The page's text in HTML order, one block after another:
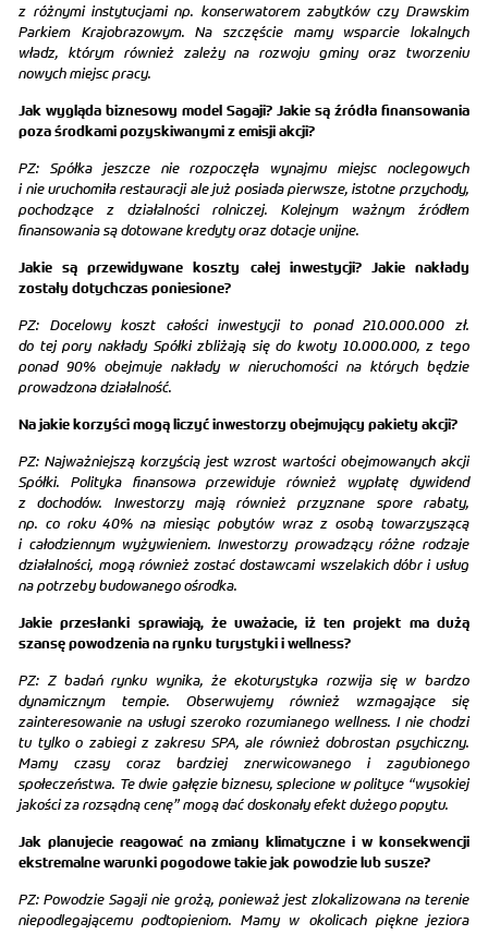
z różnymi instytucjami np. konserwatorem zabytków czy Drawskim
Parkiem Krajobrazowym. Na szczęście mamy wsparcie lokalnych
władz, którym również zależy na rozwoju gminy oraz tworzeniu
nowych miejsc pracy.
Jak wygląda biznesowy model Sagaji? Jakie są źródła finansowania
poza środkami pozyskiwanymi z emisji akcji?
PZ: Spółka jeszcze nie rozpoczęła wynajmu miejsc noclegowych
i nie uruchomiła restauracji ale już posiada pierwsze, istotne przychody,
pochodzące z działalności rolniczej. Kolejnym ważnym źródłem
finansowania są dotowane kredyty oraz dotacje unijne.
Jakie są przewidywane koszty całej inwestycji? Jakie nakłady
zostały dotychczas poniesione?
PZ: Docelowy koszt całości inwestycji to ponad 210.000.000 zł.
do tej pory nakłady Spółki zbliżają się do kwoty 10.000.000, z tego
ponad 90% obejmuje nakłady w nieruchomości na których będzie
prowadzona działalność.
Na jakie korzyści mogą liczyć inwestorzy obejmujący pakiety akcji?
PZ: Najważniejszą korzyścią jest wzrost wartości obejmowanych akcji
Spółki. Polityka finansowa przewiduje również wypłatę dywidend
z dochodów. Inwestorzy mają również przyznane spore rabaty,
np. co roku 40% na miesiąc pobytów wraz z osobą towarzyszącą
i całodziennym wyżywieniem. Inwestorzy prowadzący różne rodzaje
działalności, mogą również zostać dostawcami wszelakich dóbr i usług
na potrzeby budowanego ośrodka.
Jakie przesłanki sprawiają, że uważacie, iż ten projekt ma dużą
szansę powodzenia na rynku turystyki i wellness?
PZ: Z badań rynku wynika, że ekoturystyka rozwija się w bardzo
dynamicznym tempie. Obserwujemy również wzmagające się
zainteresowanie na usługi szeroko rozumianego wellness. I nie chodzi
tu tylko o zabiegi z zakresu SPA, ale również dobrostan psychiczny.
Mamy czasy coraz bardziej znerwicowanego i zagubionego
społeczeństwa. Te dwie gałęzie biznesu, splecione w polityce “wysokiej
jakości za rozsądną cenę” mogą dać doskonały efekt dużego popytu.
Jak planujecie reagować na zmiany klimatyczne i w konsekwencji
ekstremalne warunki pogodowe takie jak powodzie lub susze?
PZ: Powodzie Sagaji nie grożą, ponieważ jest zlokalizowana na terenie
niepodlegającemu podtopieniom. Mamy w okolicach piękne jeziora